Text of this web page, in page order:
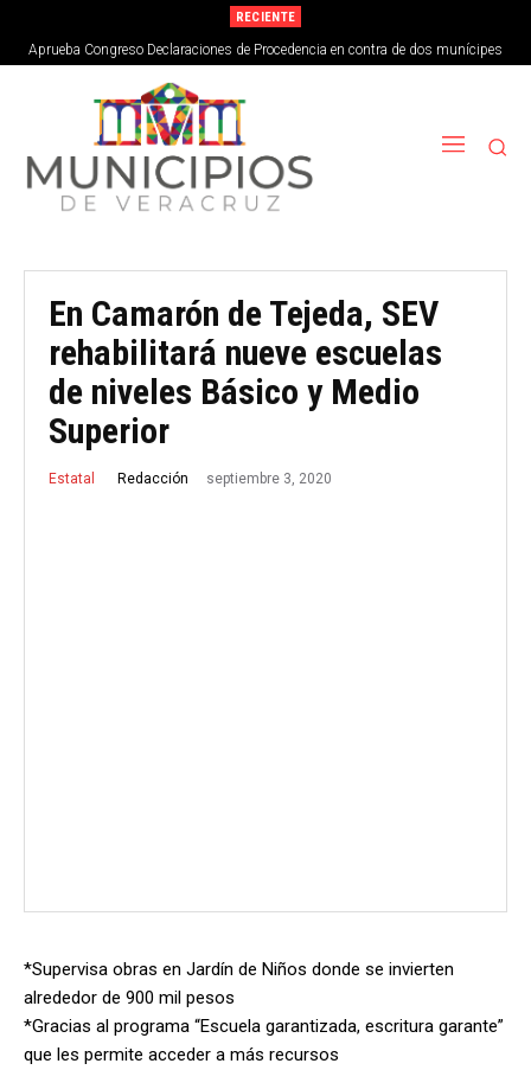
RECIENTE
Aprueba Congreso Declaraciones de Procedencia en contra de dos munícipes
En Camarón de Tejeda, SEV
rehabilitará nueve escuelas
de niveles Básico y Medio
Superior
Estatal Redacción septiembre 3, 2020
*Supervisa obras en Jardín de Niños donde se invierten
alrededor de 900 mil pesos
*Gracias al programa “Escuela garantizada, escritura garante”
que les permite acceder a más recursos